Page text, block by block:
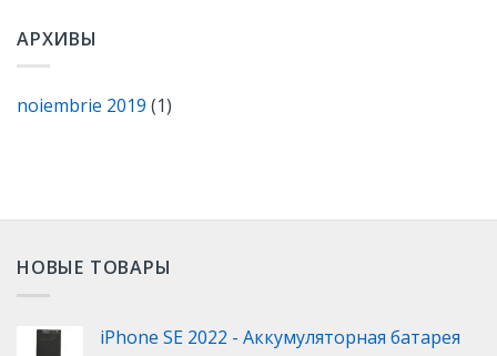
АРХИВЫ
noiembrie 2019 (1)
НОВЫЕ ТОВАРЫ
iPhone SE 2022 - Аккумуляторная батарея